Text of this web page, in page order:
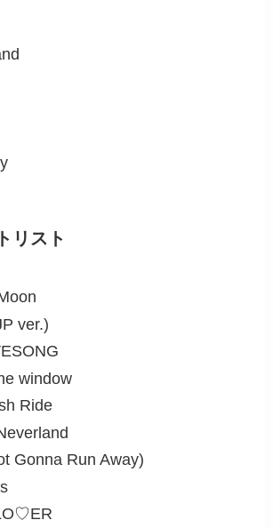
リスト
ver.)
window
Ride
Gonna Run Away)